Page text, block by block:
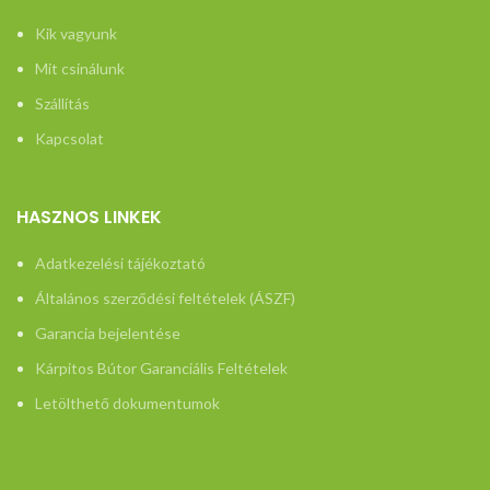
Kik vagyunk
Mit csinálunk
Szállítás
Kapcsolat
HASZNOS LINKEK
Adatkezelési tájékoztató
Általános szerződési feltételek (ÁSZF)
Garancia bejelentése
Kárpitos Bútor Garanciális Feltételek
Letölthető dokumentumok